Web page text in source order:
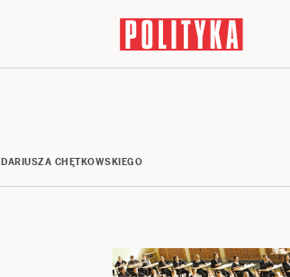
DARIUSZA CHĘTKOWSKIEGO